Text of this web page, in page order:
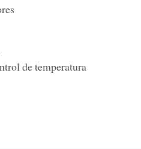
de temperatura